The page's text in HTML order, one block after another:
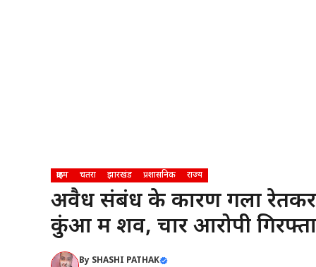
क्राइम चतरा झारखंड प्रशासनिक राज्य
अवैध संबंध के कारण गला रेतकर
कुंआ में शव, चार आरोपी
By SHASHI PATHAK